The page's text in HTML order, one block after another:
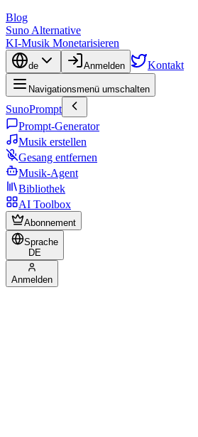
Blog
Suno Alternative
KI-Musik Monetarisieren
de Anmelden Kontakt
Navigationsmenü umschalten
SunoPrompt
Prompt-Generator
Musik erstellen
Gesang entfernen
Musik-Agent
Bibliothek
AI Toolbox
Abonnement
Sprache
DE
Anmelden